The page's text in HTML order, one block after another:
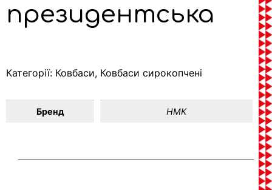
президентська
Категорії: Ковбаси, Ковбаси сирокопчені
Бренд НМК